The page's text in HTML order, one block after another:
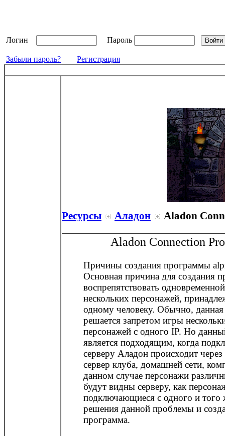
Логин Пароль
Забыли пароль? Регистрация
Ресурсы Аладон Aladon
Aladon Connection
Причины создания программы
Основная причина для создания
воспрепятствовать
нескольких персонажей,
одному человеку. Обычно,
решается запретом игры
персонажей с одного IP. Но
является подходящим, когда
серверу Аладон происходит
сервер клуба, домашней сети,
данном случае персонажи
будут видны серверу, как
подключающиеся с одного и того
решения данной проблемы и
программа.